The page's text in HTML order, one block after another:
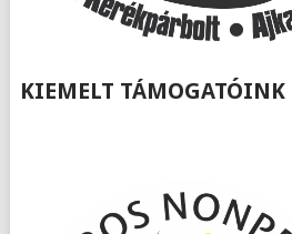
KIEMELT TÁMOGATÓINK